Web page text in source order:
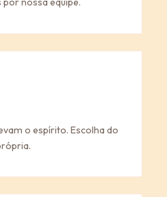
o espírito. Escolha do